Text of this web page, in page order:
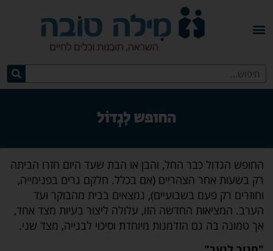
החופש לִגְדוֹל
החופש הגדול כבר החל, והבן או הבת שעד היום חזרו הביתה
רק בשעות אחר הצהריים (אם בכלל. חלקם גרים בפנימייה,
וחוזרים רק פעם בשבועיים), נמצאים בבית מהבוקר ועד
הערב. המציאות החדשה הזו, עלולה ליצור בעיות מצד אחד,
אך טמונה בה גם הזדמנות מיוחדת וסיכוי לבנייה, מצד שני.